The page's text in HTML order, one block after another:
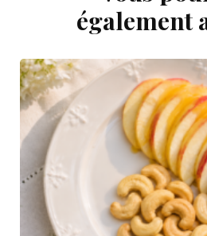
également